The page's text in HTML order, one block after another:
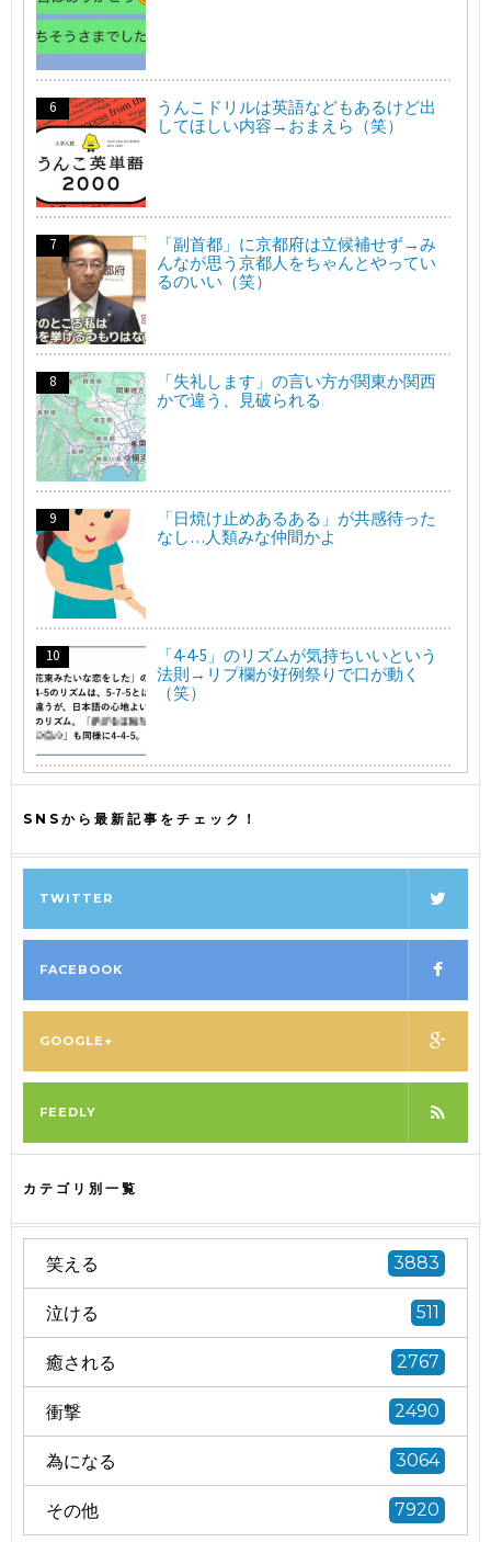
うんこドリルは英語などもあるけど出
してほしい内容→おまえら（笑）
「副首都」に京都府は立候補せず→み
んなが思う京都人をちゃんとやってい
るのいい（笑）
「失礼します」の言い方が関東か関西
かで違う、見破られる
「日焼け止めあるある」が共感待った
なし…人類みな仲間かよ
「4-4-5」のリズムが気持ちいいという
法則→リプ欄が好例祭りで口が動く
（笑）
SNSから最新記事をチェック！
TWITTER
FACEBOOK
GOOGLE+
FEEDLY
カテゴリ別一覧
笑える 3883
泣ける 511
癒される 2767
衝撃 2490
為になる 3064
その他 7920